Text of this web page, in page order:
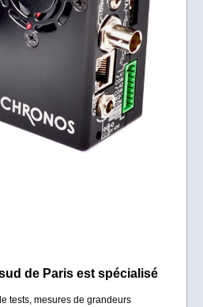
de Paris est spécialisé
tests, mesures de grandeurs